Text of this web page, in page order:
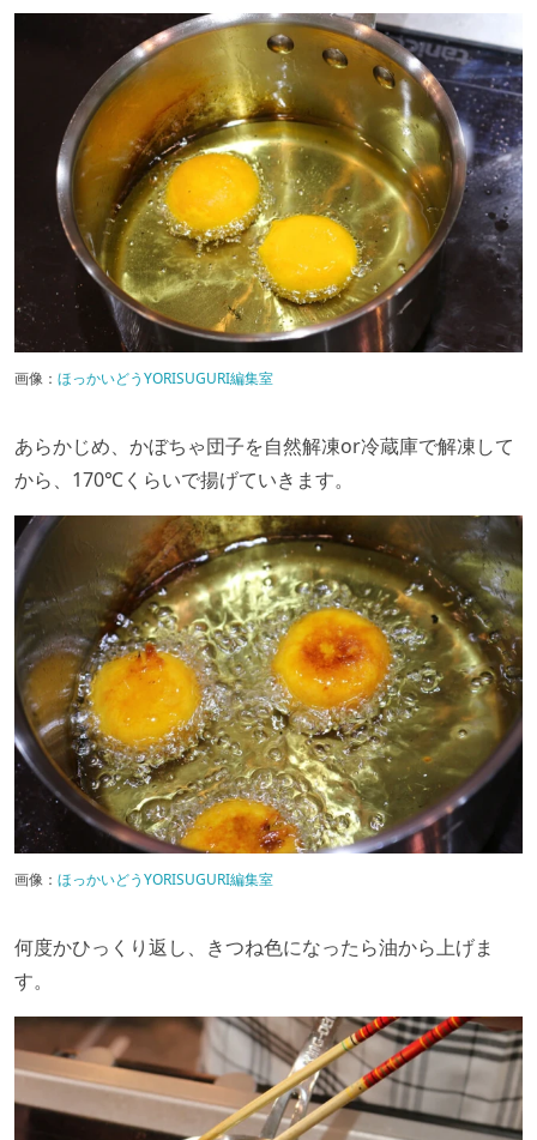
画像： ほっかいどうYORISUGURI編集室
あらかじめ、かぼちゃ団子を自然解凍or冷蔵庫で解凍して
から、170℃くらいで揚げていきます。
画像： ほっかいどうYORISUGURI編集室
何度かひっくり返し、きつね色になったら油から上げま
す。